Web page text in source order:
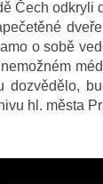
Čech odkryli
o sobě
hl. města